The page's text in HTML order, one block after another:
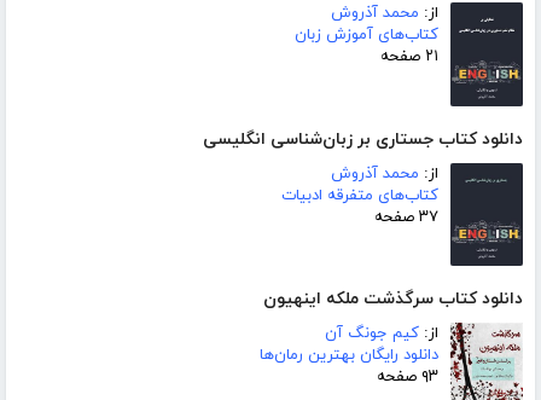
از: محمد آذروش
کتاب‌های آموزش زبان
۲۱ صفحه
دانلود کتاب جستاری بر زبان‌شناسی انگلیسی
از: محمد آذروش
کتاب‌های متفرقه ادبیات
۳۷ صفحه
دانلود کتاب سرگذشت ملکه اینهیون
از: کیم جونگ آن
دانلود رایگان بهترین رمان‌ها
۹۳ صفحه